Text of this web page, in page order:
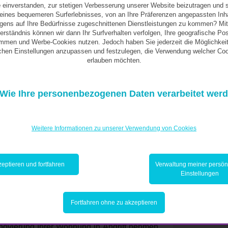
vermeiden Sie
oder der
sind!
Wünschen zu fragen und sich neue,
Aktivitäten, Vorhaben und Hobbys sind
In welchen Bereichen möchten Sie sich
machen? Hierbei ist eine Planung Ihrer
das Gefühl der Nutzlosigkeit oder der
einverstanden, zur stetigen Verbesserung unserer Website beizutragen und
bequemeren Surferlebnisses, von an Ihre Präferenzen angepassten
auf Ihre Bedürfnisse zugeschnittenen Dienstleistungen zu kommen?
können wir dann Ihr Surfverhalten verfolgen, Ihre geografische
und Werbe-Cookies nutzen. Jedoch haben Sie jederzeit die
Einstellungen anzupassen und festzulegen, die Verwendung welcher
erlauben möchten.
Wie Ihre personenbezogenen Daten verarbeitet
Weitere Informationen zu unserer Verwendung von Cookies
und fortfahren
Verwaltung meiner
Einstellungen
Fortfahren ohne zu akzeptieren